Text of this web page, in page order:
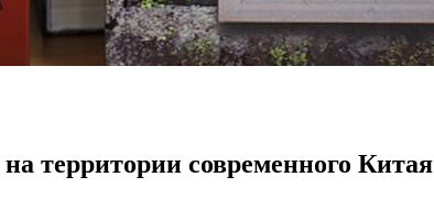
на территории современного Китая